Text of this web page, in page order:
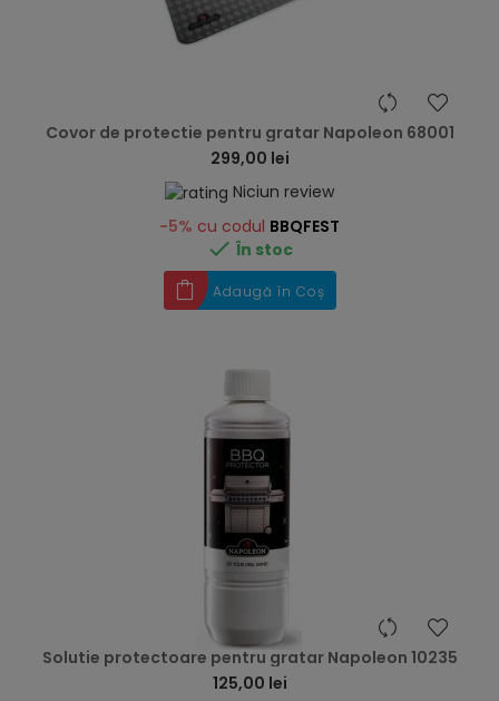
Covor de protectie pentru gratar Napoleon 68001
299,00 lei
Niciun review
-5% cu codul BBQFEST
 În stoc
Adaugă în Coș
Solutie protectoare pentru gratar Napoleon 10235
125,00 lei